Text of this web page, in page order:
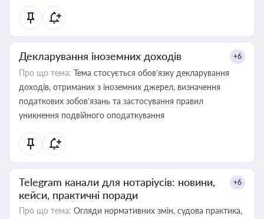
Декларування іноземних доходів +6
Про що тема: Тема стосується обов’язку декларування
доходів, отриманих з іноземних джерел, визначення
податкових зобов’язань та застосування правил
уникнення подвійного оподаткування
Telegram канали для нотаріусів: новини,
кейси, практичні поради
+6
Про що тема: Огляди нормативних змін, судова практика,